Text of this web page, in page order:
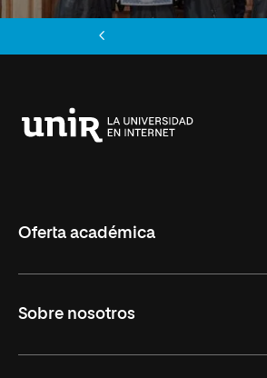
Oferta académica
Másteres Oficiales
Sobre nosotros